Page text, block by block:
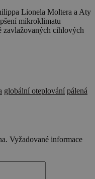
Lionela Moltera a Aty
mikroklimatu
zavlažovaných cihlových
globální oteplování pálená
Vyžadované informace